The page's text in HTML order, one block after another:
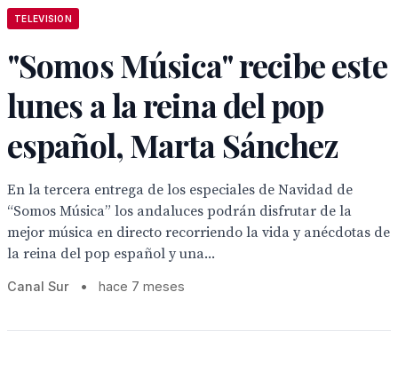
TELEVISION
"Somos Música" recibe este
lunes a la reina del pop
español, Marta Sánchez
En la tercera entrega de los especiales de Navidad de
“Somos Música” los andaluces podrán disfrutar de la
mejor música en directo recorriendo la vida y anécdotas de
la reina del pop español y una...
Canal Sur • hace 7 meses